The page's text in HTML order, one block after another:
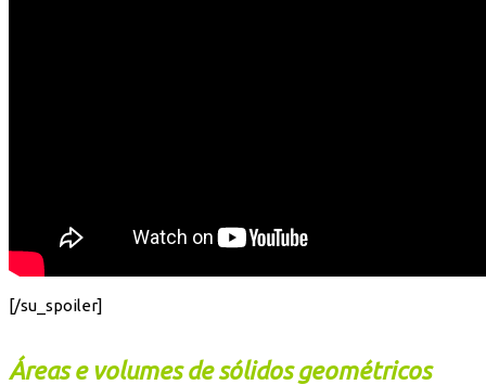
[/su_spoiler]
Áreas e volumes de sólidos geométricos